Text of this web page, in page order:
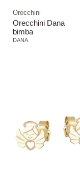
Orecchini
Orecchini Dana
bimba
ORBFC42OGSP
DANA